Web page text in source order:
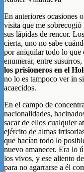
En anteriores ocasiones
visita que me
sus lápidas de rencor.
cierta, uno no sabe
por aniquilar todo lo que
enumerar, entre susurros,
los prisioneros en el
no lo es tampoco ver in
acaecidos.
En el campo de
nacionalidades,
sacar de ellos cualquier
ejército de almas
que hacían todo lo
nuevo amanecer. Era lo
los vivos, y ese aliento
para no agarrarse a él